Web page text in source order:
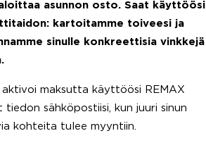
asunnon osto. Saat käyttöösi
kartoitamme toiveesi ja
sinulle konkreettisia vinkkejä
maksutta käyttöösi REMAX
tiedon sähköpostiisi, kun juuri sinun
kohteita tulee myyntiin.